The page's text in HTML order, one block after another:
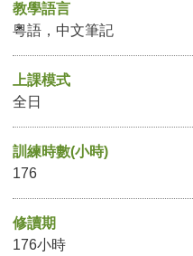
教學語言
粵語，中文筆記
上課模式
全日
訓練時數(小時)
176
修讀期
176小時